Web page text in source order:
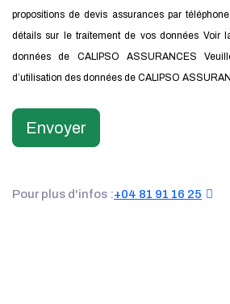
propositions de devis assurances par
détails sur le traitement de vos données Voir
données de CALIPSO ASSURANCES
d’utilisation des données de CALIPSO
Envoyer
Pour plus d'infos :+04 81 91 16 25